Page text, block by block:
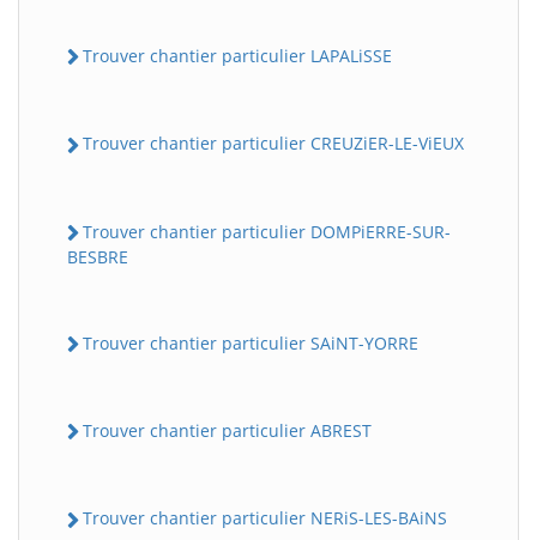
Trouver chantier particulier LAPALiSSE
Trouver chantier particulier CREUZiER-LE-ViEUX
Trouver chantier particulier DOMPiERRE-SUR-
BESBRE
Trouver chantier particulier SAiNT-YORRE
Trouver chantier particulier ABREST
Trouver chantier particulier NERiS-LES-BAiNS